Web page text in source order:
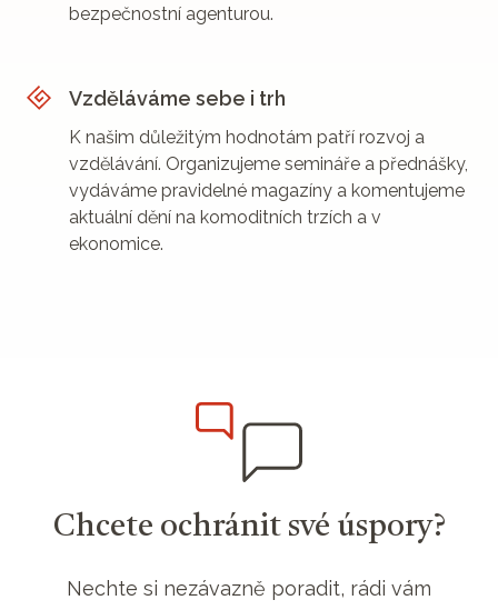
bezpečnostní agenturou.
Vzděláváme sebe i trh
K našim důležitým hodnotám patří rozvoj a
vzdělávání. Organizujeme semináře a přednášky,
vydáváme pravidelné magazíny a komentujeme
aktuální dění na komoditních trzích a v
ekonomice.
Chcete ochránit své úspory?
Nechte si nezávazně poradit, rádi vám